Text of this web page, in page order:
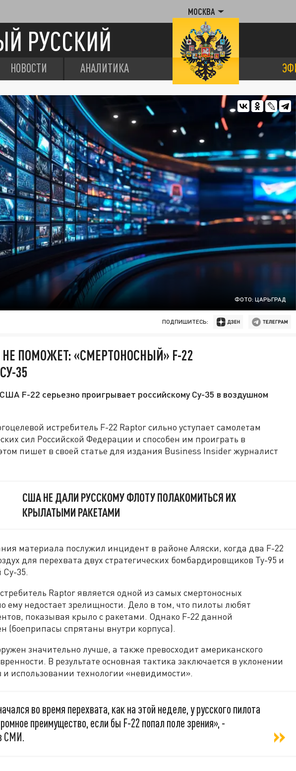
МОСКВА
РУССКИЙ
НОВОСТИ АНАЛИТИКА
ФОТО: ЦАРЬГРАД
ПОДПИШИТЕСЬ:
ПОМОЖЕТ: «СМЕРТОНОСНЫЙ» F-22
35
F-22 серьезно проигрывает российскому Су-35 в воздушном
истребитель F-22 Raptor сильно уступает самолетам
сил Российской Федерации и способен им проиграть в
пишет в своей статье для издания Business Insider журналист
США НЕ ДАЛИ РУССКОМУ ФЛОТУ ПОЛАКОМИТЬСЯ ИХ
КРЫЛАТЫМИ РАКЕТАМИ
материала послужил инцидент в районе Аляски, когда два F-22
для перехвата двух стратегических бомбардировщиков Ту-95 и
Су-35.
Raptor является одной из самых смертоносных
ему недостает зрелищности. Дело в том, что пилоты любят
показывая крыло с ракетами. Однако F-22 данной
(боеприпасы спрятаны внутри корпуса).
значительно лучше, а также превосходит американского
В результате основная тактика заключается в уклонении
использовании технологии «невидимости».
во время перехвата, как на этой неделе, у русского пилота
преимущество, если бы F-22 попал поле зрения», -
СМИ.